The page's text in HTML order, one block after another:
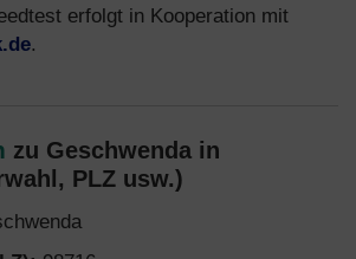
erfolgt in Kooperation mit
.
zu Geschwenda in
PLZ usw.)